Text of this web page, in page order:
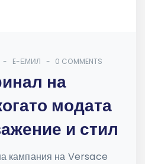
E-ЕМИЛ 0 COMMENTS
на
модата
и стил
кампания на Versace